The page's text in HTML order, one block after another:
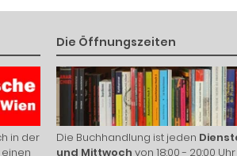
in der
Die Öffnungszeiten
Die Buchhandlung ist jeden
und Mittwoch von 18:00 - 20:00 Uhr